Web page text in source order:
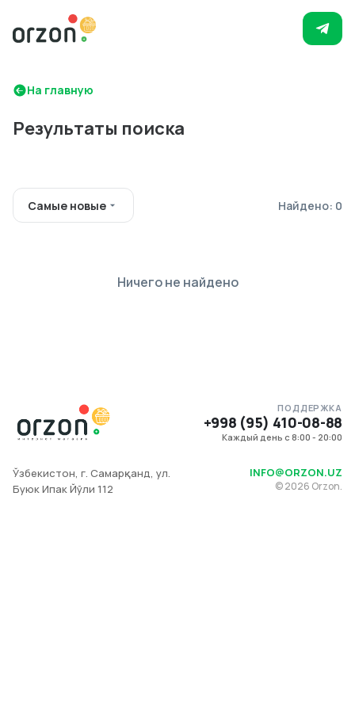
На главную
Результаты поиска
Самые новые Найдено: 0
Ничего не найдено
ПОДДЕРЖКА
+998 (95) 410-08-88
Каждый день с 8:00 - 20:00
Ўзбекистон, г. Самарқанд, ул.
Буюк Ипак Йўли 112
INFO@ORZON.UZ
©2026 Orzon.